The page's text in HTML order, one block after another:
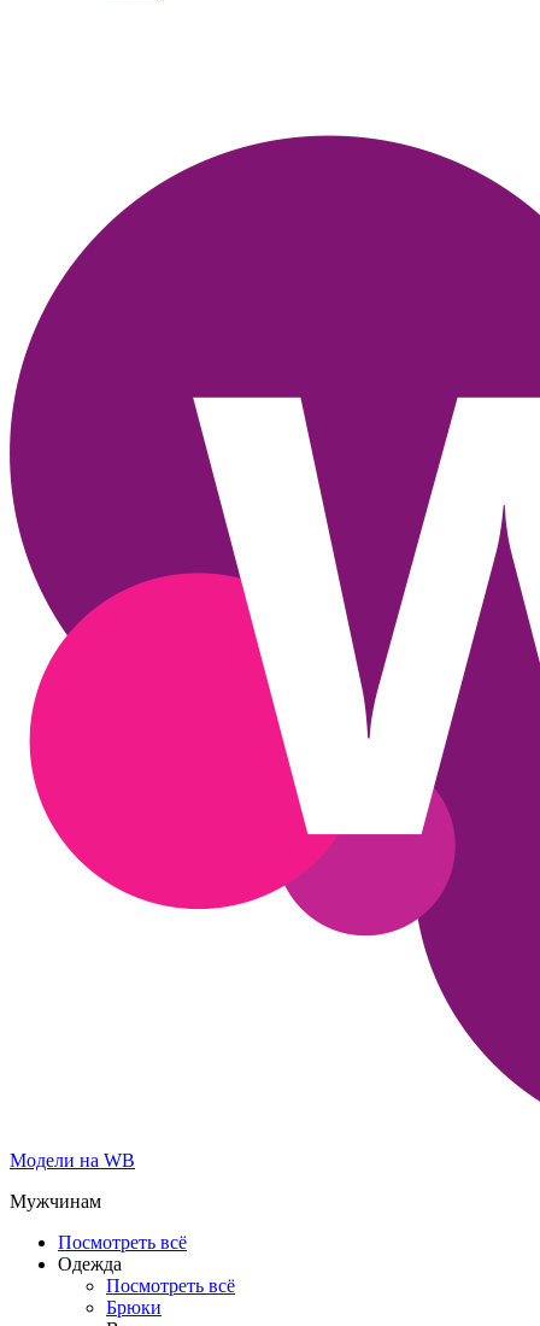
Модели на WB
Мужчинам
Посмотреть всё
Одежда
Посмотреть всё
Брюки